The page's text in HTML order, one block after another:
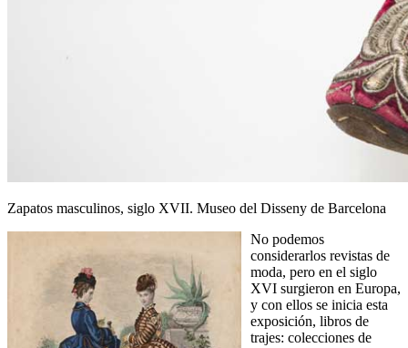
Zapatos masculinos, siglo XVII. Museo del Disseny de Barcelona
No podemos
considerarlos revistas de
moda, pero en el siglo
XVI surgieron en Europa,
y con ellos se inicia esta
exposición, libros de
trajes: colecciones de